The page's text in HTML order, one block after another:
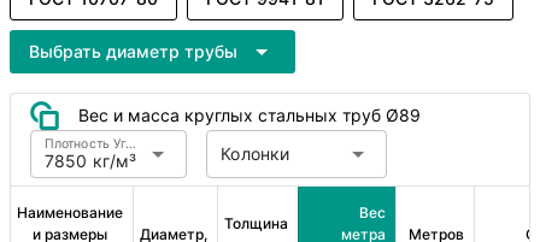
Выбрать диаметр трубы
Вес и масса круглых стальных труб Ø89
7850 кг/м³
Плотность Углеродистая сталь Колонки
Наименование
и размеры
Диаметр,
Толщина
Вес
метра
Метров